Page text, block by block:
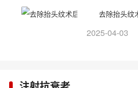
去除抬头纹
2025-04-03